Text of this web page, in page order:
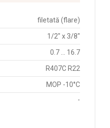
filetată (flare)
1/2" x 3/8"
0.7 ... 16.7
R407C R22
MOP -10°C
-